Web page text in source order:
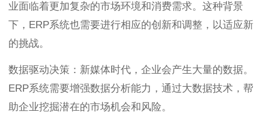
业面临着更加复杂的市场环境和消费需求。这种背景
下，ERP系统也需要进行相应的创新和调整，以适应新
的挑战。
数据驱动决策：新媒体时代，企业会产生大量的数据。
ERP系统需要增强数据分析能力，通过大数据技术，帮
助企业挖掘潜在的市场机会和风险。